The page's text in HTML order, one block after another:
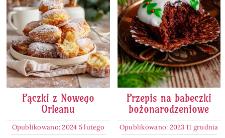
Pączki z Nowego
Orleanu
Opublikowano: 2024 5 lutego
Przepis na babeczki
bożonarodzeniowe
Opublikowano: 2023 11 grudnia